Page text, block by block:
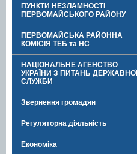
ПУНКТИ НЕЗЛАМНОСТІ
ПЕРВОМАЙСЬКОГО РАЙОНУ
ПЕРВОМАЙСЬКА РАЙОННА
КОМІСІЯ ТЕБ та НС
НАЦІОНАЛЬНЕ АГЕНСТВО
УКРАЇНИ З ПИТАНЬ ДЕРЖАВНОЇ
СЛУЖБИ
Звернення громадян
Регуляторна діяльність
Економіка